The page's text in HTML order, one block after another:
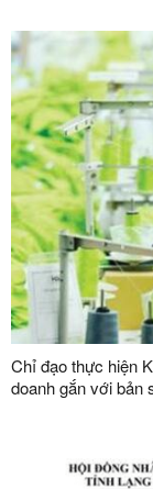
Chỉ đạo thực hiện
doanh gắn với bản